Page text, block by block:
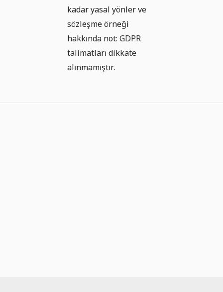
kadar yasal yönler ve
sözleşme örneği
hakkında not: GDPR
talimatları dikkate
alınmamıştır.